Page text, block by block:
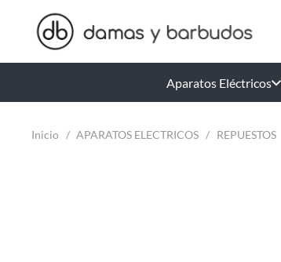
Aparatos Eléctricos
Inicio / APARATOS ELECTRICOS / REPUESTOS